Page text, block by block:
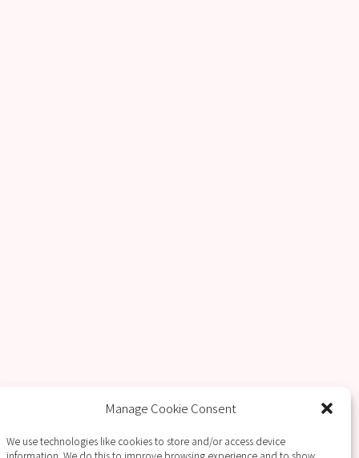
Manage Cookie Consent
We use technologies like cookies to store and/or access device
information. We do this to improve browsing experience and to show